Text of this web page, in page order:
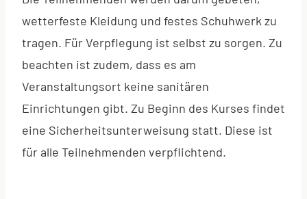
wetterfeste Kleidung und festes Schuhwerk zu
tragen. Für Verpflegung ist selbst zu sorgen. Zu
beachten ist zudem, dass es am
Veranstaltungsort keine sanitären
Einrichtungen gibt. Zu Beginn des Kurses findet
eine Sicherheitsunterweisung statt. Diese ist
für alle Teilnehmenden verpflichtend.